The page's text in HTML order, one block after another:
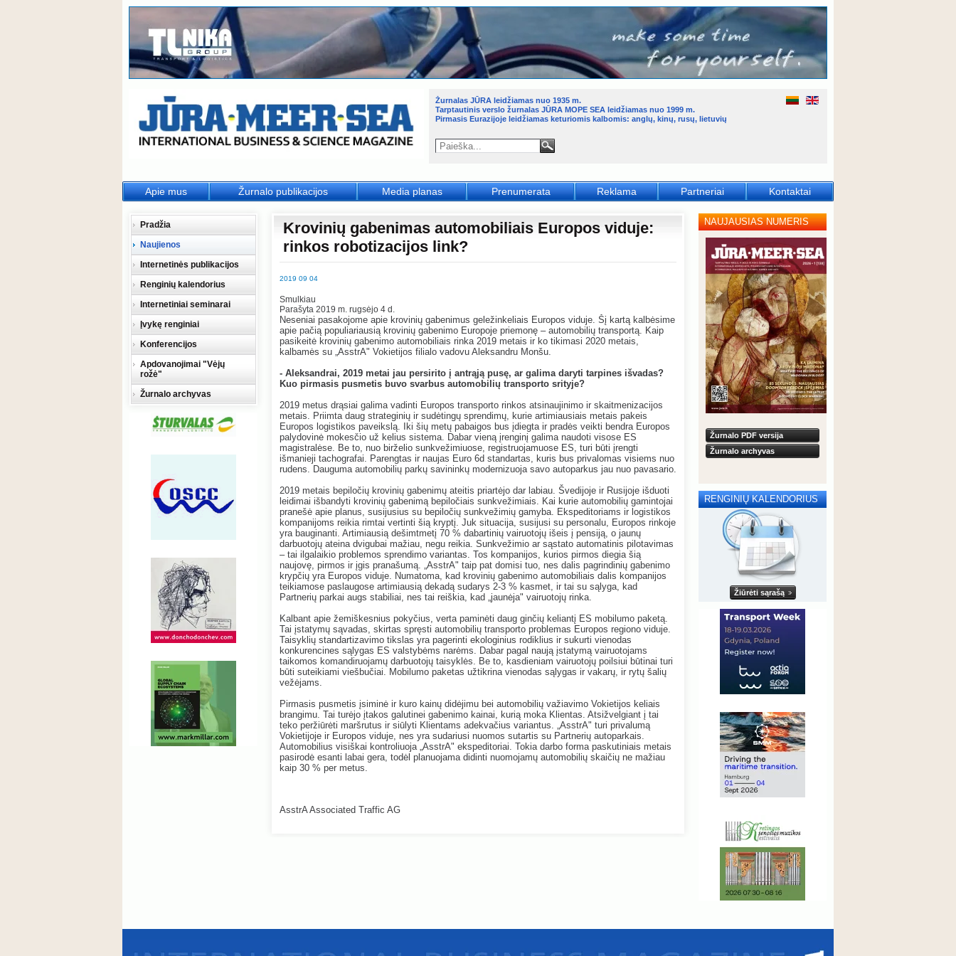
Krovinių gabenimas automobiliais Europos viduje:
rinkos robotizacijos link?
2019 09 04
Smulkiau
Parašyta 2019 m. rugsėjo 4 d.
Neseniai pasakojome apie krovinių gabenimus geležinkeliais Europos viduje. Šį kartą kalbėsime
apie pačią populiariausią krovinių gabenimo Europoje priemonę – automobilių transportą. Kaip
pasikeitė krovinių gabenimo automobiliais rinka 2019 metais ir ko tikimasi 2020 metais,
kalbamės su „AsstrA" Vokietijos filialo vadovu Aleksandru Monšu.
- Aleksandrai, 2019 metai jau persirito į antrąją pusę, ar galima daryti tarpines išvadas?
Kuo pirmasis pusmetis buvo svarbus automobilių transporto srityje?
2019 metus drąsiai galima vadinti Europos transporto rinkos atsinaujinimo ir skaitmenizacijos
metais. Priimta daug strateginių ir sudėtingų sprendimų, kurie artimiausiais metais pakeis
Europos logistikos paveikslą. Iki šių metų pabaigos bus įdiegta ir pradės veikti bendra Europos
palydovinė mokesčio už kelius sistema. Dabar vieną įrenginį galima naudoti visose ES
magistralėse. Be to, nuo birželio sunkvežimiuose, registruojamuose ES, turi būti įrengti
išmanieji tachografai. Parengtas ir naujas Euro 6d standartas, kuris bus privalomas visiems nuo
rudens. Dauguma automobilių parkų savininkų modernizuoja savo autoparkus jau nuo pavasario.
2019 metais bepiločių krovinių gabenimų ateitis priartėjo dar labiau. Švedijoje ir Rusijoje išduoti
leidimai išbandyti krovinių gabenimą bepiločiais sunkvežimiais. Kai kurie automobilių gamintojai
pranešė apie planus, susijusius su bepiločių sunkvežimių gamyba. Ekspeditoriams ir logistikos
kompanijoms reikia rimtai vertinti šią kryptį. Juk situacija, susijusi su personalu, Europos rinkoje
yra bauginanti. Artimiausią dešimtmetį 70 % dabartinių vairuotojų išeis į pensiją, o jaunų
darbuotojų ateina dvigubai mažiau, negu reikia. Sunkvežimio ar sąstato automatinis pilotavimas
– tai ilgalaikio problemos sprendimo variantas. Tos kompanijos, kurios pirmos diegia šią
naujovę, pirmos ir įgis pranašumą. „AsstrA" taip pat domisi tuo, nes dalis pagrindinių gabenimo
krypčių yra Europos viduje. Numatoma, kad krovinių gabenimo automobiliais dalis kompanijos
teikiamose paslaugose artimiausią dekadą sudarys 2-3 % kasmet, ir tai su sąlyga, kad
Partnerių parkai augs stabiliai, nes tai reiškia, kad „jaunėja" vairuotojų rinka.
Kalbant apie žemiškesnius pokyčius, verta paminėti daug ginčių keliantį ES mobilumo paketą.
Tai įstatymų sąvadas, skirtas spręsti automobilių transporto problemas Europos regiono viduje.
Taisyklių standartizavimo tikslas yra pagerinti ekologinius rodiklius ir sukurti vienodas
konkurencines sąlygas ES valstybėms narėms. Dabar pagal naują įstatymą vairuotojams
taikomos komandiruojamų darbuotojų taisyklės. Be to, kasdieniam vairuotojų poilsiui būtinai turi
būti suteikiami viešbučiai. Mobilumo paketas užtikrina vienodas sąlygas ir vakarų, ir rytų šalių
vežėjams.
Pirmasis pusmetis įsiminė ir kuro kainų didėjimu bei automobilių važiavimo Vokietijos keliais
brangimu. Tai turėjo įtakos galutinei gabenimo kainai, kurią moka Klientas. Atsižvelgiant į tai
teko peržiūrėti maršrutus ir siūlyti Klientams adekvačius variantus. „AsstrA" turi privalumą
Vokietijoje ir Europos viduje, nes yra sudariusi nuomos sutartis su Partnerių autoparkais.
Automobilius visiškai kontroliuoja „AsstrA" ekspeditoriai. Tokia darbo forma paskutiniais metais
pasirodė esanti labai gera, todėl planuojama didinti nuomojamų automobilių skaičių ne mažiau
kaip 30 % per metus.
AsstrA Associated Traffic AG
Pradžia
Naujienos
Internetinės publikacijos
Renginių kalendorius
Internetiniai seminarai
Įvykę renginiai
Konferencijos
Apdovanojimai "Vėjų
rožė"
Žurnalo archyvas
NAUJAUSIAS NUMERIS
Žurnalo PDF versija
Žurnalo archyvas
RENGINIŲ KALENDORIUS
Žiūrėti sąrašą
Apie mus Žurnalo publikacijos Media planas Prenumerata Reklama Partneriai Kontaktai
Žurnalas JŪRA leidžiamas nuo 1935 m.
Tarptautinis verslo žurnalas JŪRA MOPE SEA leidžiamas nuo 1999 m.
Pirmasis Eurazijoje leidžiamas keturiomis kalbomis: anglų, kinų, rusų, lietuvių